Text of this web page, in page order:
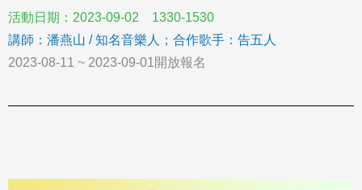
活動日期：2023-09-02 1330-1530
講師：潘燕山 / 知名音樂人；合作歌手：告五人
2023-08-11 ~ 2023-09-01開放報名